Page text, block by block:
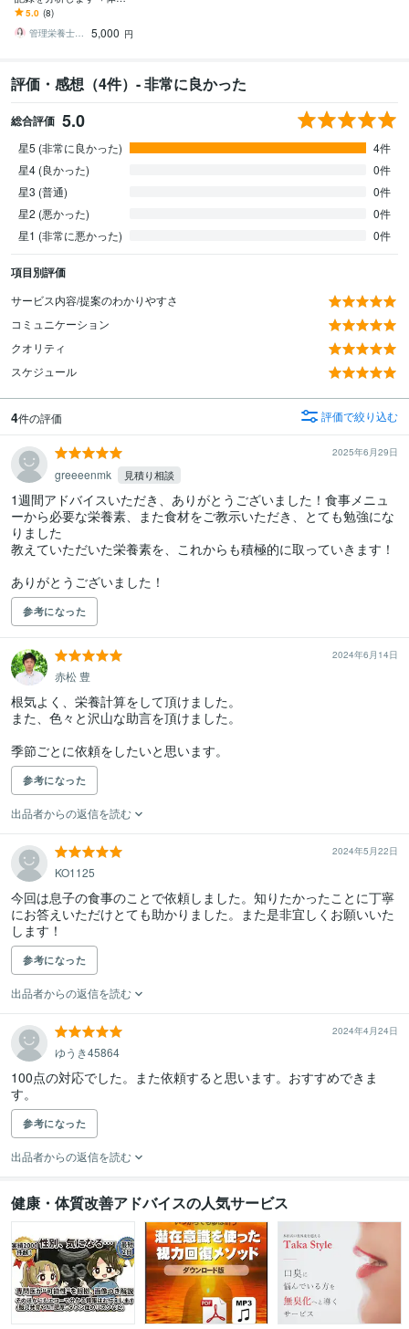
が動き出す！キレイにな
れる食習慣のヒントを見
つける✦
5.0 (8)
管理栄養士 さとうきび
5,000 円
評価・感想（4件）- 非常に良かった
総合評価 5.0
星5 (非常に良かった)
4件
星4 (良かった)
0件
星3 (普通)
0件
星2 (悪かった)
0件
星1 (非常に悪かった)
0件
項目別評価
サービス内容/提案のわかりやすさ
コミュニケーション
クオリティ
スケジュール
4件の評価 評価で絞り込む
2025年6月29日
greeeenmk 見積り相談
1週間アドバイスいただき、ありがとうございました！食事メニュ
ーから必要な栄養素、また食材をご教示いただき、とても勉強にな
りました
教えていただいた栄養素を、これからも積極的に取っていきます！
ありがとうございました！
参考になった
2024年6月14日
赤松 豊
根気よく、栄養計算をして頂けました。
また、色々と沢山な助言を頂けました。
季節ごとに依頼をしたいと思います。
参考になった
出品者からの返信を読む
2024年5月22日
KO1125
今回は息子の食事のことで依頼しました。知りたかったことに丁寧
にお答えいただけとても助かりました。また是非宜しくお願いいた
します！
参考になった
出品者からの返信を読む
2024年4月24日
ゆうき45864
100点の対応でした。また依頼すると思います。おすすめできま
す。
参考になった
出品者からの返信を読む
健康・体質改善アドバイスの人気サービス